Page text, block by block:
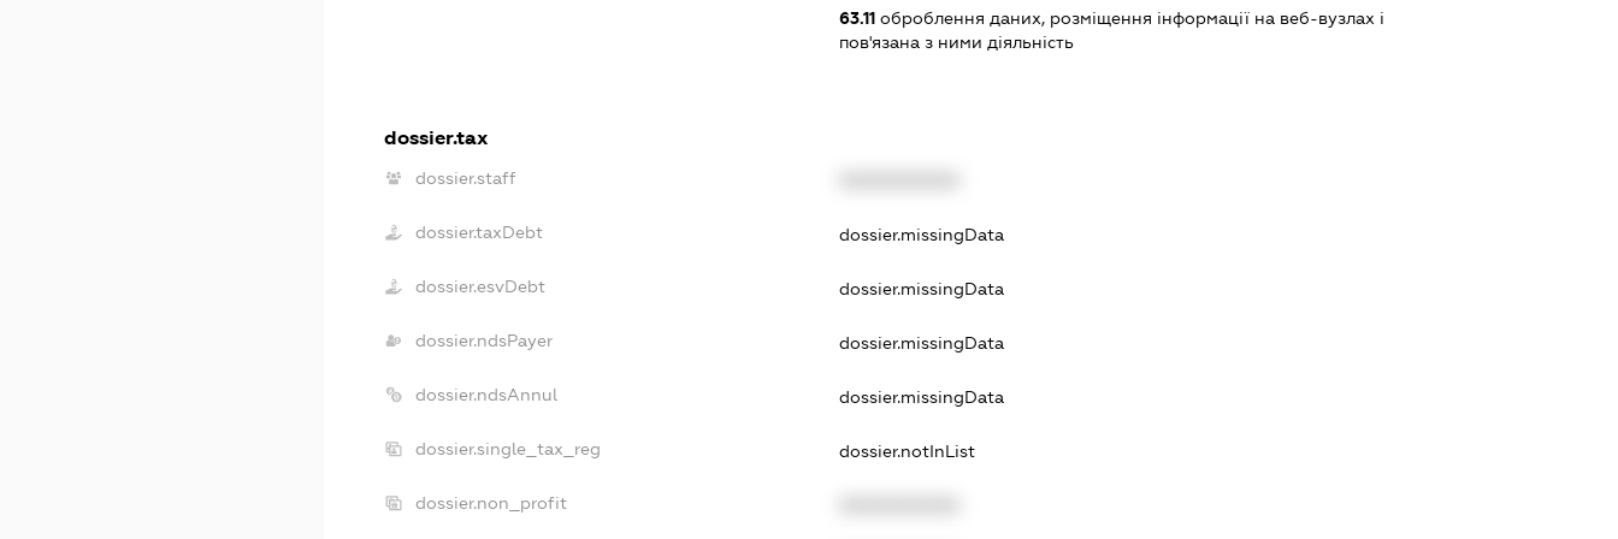
63.11 оброблення даних, розміщення інформації на веб-вузлах і
пов'язана з ними діяльність
dossier.tax
dossier.staff
dossier.taxDebt dossier.missingData
dossier.esvDebt dossier.missingData
dossier.ndsPayer dossier.missingData
dossier.ndsAnnul dossier.missingData
dossier.single_tax_reg dossier.notInList
dossier.non_profit